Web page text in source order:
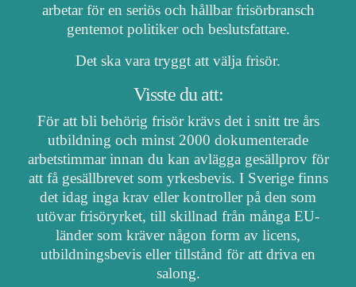
arbetar för en seriös och hållbar frisörbransch
gentemot politiker och beslutsfattare.
Det ska vara tryggt att välja frisör.
Visste du att:
För att bli behörig frisör krävs det i snitt tre års
utbildning och minst 2000 dokumenterade
arbetstimmar innan du kan avlägga gesällprov för
att få gesällbrevet som yrkesbevis. I Sverige finns
det idag inga krav eller kontroller på den som
utövar frisöryrket, till skillnad från många EU-
länder som kräver någon form av licens,
utbildningsbevis eller tillstånd för att driva en
salong.